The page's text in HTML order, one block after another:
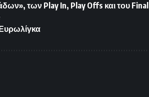
των Play In, Play Offs και του